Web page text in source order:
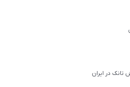
تانک در ایران